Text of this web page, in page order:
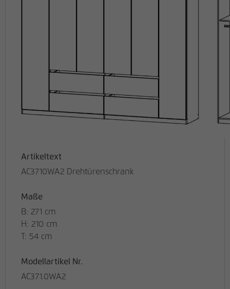
Artikeltext
AC3710WA2 Drehtürenschrank
Maße
B: 271 cm
H: 210 cm
T: 54 cm
Modellartikel Nr.
AC371.0WA2